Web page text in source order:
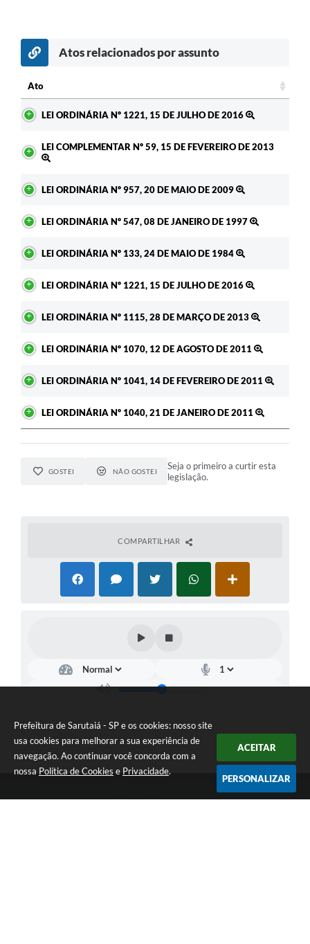
Prefeitura de Sarutaiá - SP e os cookies: nosso site
usa cookies para melhorar a sua experiência de
navegação. Ao continuar você concorda com a
nossa Política de Cookies e Privacidade.
ACEITAR
PERSONALIZAR
Atos relacionados por assunto
Ato
LEI ORDINÁRIA Nº 1221, 15 DE JULHO DE 2016
LEI COMPLEMENTAR Nº 59, 15 DE FEVEREIRO DE 2013
LEI ORDINÁRIA Nº 957, 20 DE MAIO DE 2009
LEI ORDINÁRIA Nº 547, 08 DE JANEIRO DE 1997
LEI ORDINÁRIA Nº 133, 24 DE MAIO DE 1984
LEI ORDINÁRIA Nº 1221, 15 DE JULHO DE 2016
LEI ORDINÁRIA Nº 1115, 28 DE MARÇO DE 2013
LEI ORDINÁRIA Nº 1070, 12 DE AGOSTO DE 2011
LEI ORDINÁRIA Nº 1041, 14 DE FEVEREIRO DE 2011
LEI ORDINÁRIA Nº 1040, 21 DE JANEIRO DE 2011
GOSTEI NÃO GOSTEI
Seja o primeiro a curtir esta
legislação.
COMPARTILHAR
Telefone: (14) 33871900